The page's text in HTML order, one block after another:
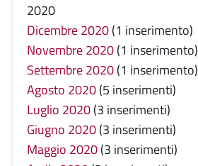
2020
Dicembre 2020(1 inserimento)
Novembre 2020(1 inserimento)
Settembre 2020(1 inserimento)
Agosto 2020(5 inserimenti)
Luglio 2020(3 inserimenti)
Giugno 2020(3 inserimenti)
Maggio 2020(3 inserimenti)